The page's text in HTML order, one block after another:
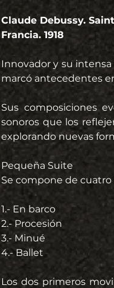
Claude Debussy.
Francia. 1918
Innovador y su
marcó antecedentes
Sus composiciones
sonoros que los
explorando nuevas
Pequeña Suite
Se compone de
1.- En barco
2.- Procesión
3.- Minué
4.- Ballet
Los dos primeros